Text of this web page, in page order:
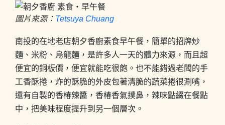
圖片來源： Tetsuya Chuang
南投的在地老店朝夕香廚素食早午餐，簡單的招牌炒
麵、米粉、烏龍麵，是許多人一天的體力來源，而且超
便宜的銅板價，便宜就能吃很飽。也不能錯過老闆的手
工香酥捲，炸的酥脆的外皮包著清脆的蔬菜捲很涮嘴，
還有自製的香椿辣醬，香椿香氣撲鼻，辣味點綴在餐點
中，把美味程度提升到另一個層次。